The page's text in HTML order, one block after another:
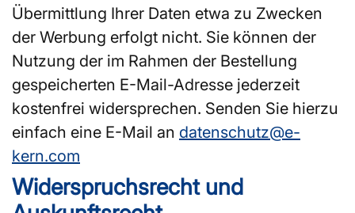
Übermittlung Ihrer Daten etwa zu Zwecken
der Werbung erfolgt nicht. Sie können der
Nutzung der im Rahmen der Bestellung
gespeicherten E-Mail-Adresse jederzeit
kostenfrei widersprechen. Senden Sie hierzu
einfach eine E-Mail an datenschutz@e-
kern.com
Widerspruchsrecht und